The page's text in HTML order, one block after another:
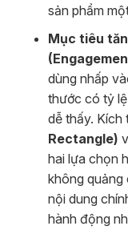
sản phẩm
Mục tiêu
dùng nhấp
thước có tỷ
dễ thấy. Kích
Rectangle)
hai lựa chọn
không
nội dung
hành động